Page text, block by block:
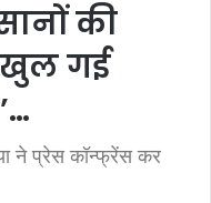
की
खुल गई
ने प्रेस कॉन्फ्रेंस कर